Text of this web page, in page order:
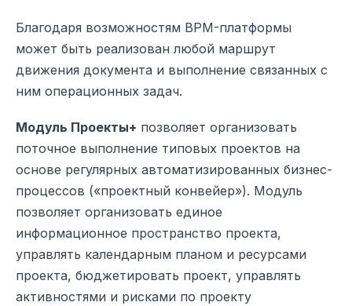
Благодаря возможностям BPM-платформы
может быть реализован любой маршрут
движения документа и выполнение связанных с
ним операционных задач.
Модуль Проекты+ позволяет организовать
поточное выполнение типовых проектов на
основе регулярных автоматизированных бизнес-
процессов («проектный конвейер»). Модуль
позволяет организовать единое
информационное пространство проекта,
управлять календарным планом и ресурсами
проекта, бюджетировать проект, управлять
активностями и рисками по проекту